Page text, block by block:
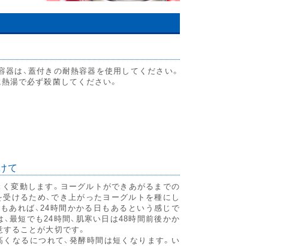
は、蓋付きの耐熱容器を使用してください。
湯で必ず殺菌してください。
て
変動します。ヨーグルトができあがるまでの
けるため、でき上がったヨーグルトを種にし
あれば、24時間かかる日もあるという感じで
最短でも24時間、肌寒い日は48時間前後かか
ることが大切です。
くなるにつれて、発酵時間は短くなります。い